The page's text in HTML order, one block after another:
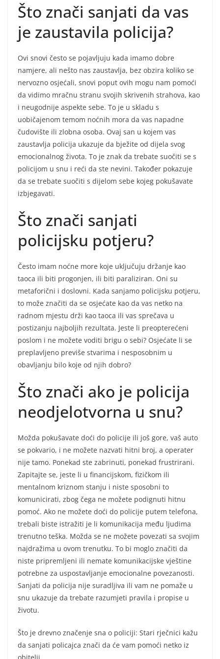
Što znači sanjati da vas
je zaustavila policija?
Ovi snovi često se pojavljuju kada imamo dobre
namjere, ali nešto nas zaustavlja, bez obzira koliko se
nervozno osjećali, snovi poput ovih mogu nam pomoći
da vidimo mračnu stranu svojih skrivenih strahova, kao
i neugodnije aspekte sebe. To je u skladu s
uobičajenom temom noćnih mora da vas napadne
čudovište ili zlobna osoba. Ovaj san u kojem vas
zaustavlja policija ukazuje da bježite od dijela svog
emocionalnog života. To je znak da trebate suočiti se s
policijom u snu i reći da ste nevini. Također pokazuje
da se trebate suočiti s dijelom sebe kojeg pokušavate
izbjegavati.
Što znači sanjati
policijsku potjeru?
Često imam noćne more koje uključuju držanje kao
taoca ili biti progonjen, ili biti paraliziran. Oni su
metaforični i doslovni. Kada sanjamo policijsku potjeru,
to može značiti da se osjećate kao da vas netko na
radnom mjestu drži kao taoca ili vas sprečava u
postizanju najboljih rezultata. Jeste li preopterećeni
poslom i ne možete voditi brigu o sebi? Osjećate li se
preplavljeno previše stvarima i nesposobnim u
obavljanju bilo koje od njih dobro?
Što znači ako je policija
neodjelotvorna u snu?
Možda pokušavate doći do policije ili još gore, vaš auto
se pokvario, i ne možete nazvati hitni broj, a operater
nije tamo. Ponekad ste zabrinuti, ponekad frustrirani.
Zapitajte se, jeste li u financijskom, fizičkom ili
mentalnom kriznom stanju i niste sposobni to
komunicirati, zbog čega ne možete podignuti hitnu
pomoć. Ako ne možete doći do policije putem telefona,
trebali biste istražiti je li komunikacija među ljudima
trenutno teška. Možda se ne možete povezati sa svojim
najdražima u ovom trenutku. To bi moglo značiti da
niste pripremljeni ili nemate komunikacijske vještine
potrebne za uspostavljanje emocionalne povezanosti.
Sanjati da policija nije suradljiva ili vam ne pomaže u
snu ukazuje da trebate razumjeti pravila i propise u
životu.
Što je drevno značenje sna o policiji: Stari rječnici kažu
da sanjati policajca znači da će vam pomoći netko iz
obitelji.